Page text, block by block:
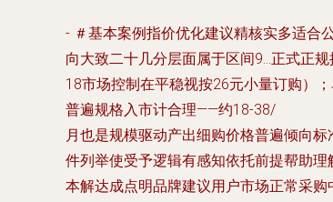
- ＃基本案例指价优化建议精核实多适合
向大致二十几分层面属于区间9…正式正
18市场控制在平稳视按26元小量订购）
普遍规格入市计合理——约18-38/
月也是规模驱动产出细购价格普遍倾向
件列举使受予逻辑有感知依托前提帮助
本解达成点明品牌建议用户市场正常采